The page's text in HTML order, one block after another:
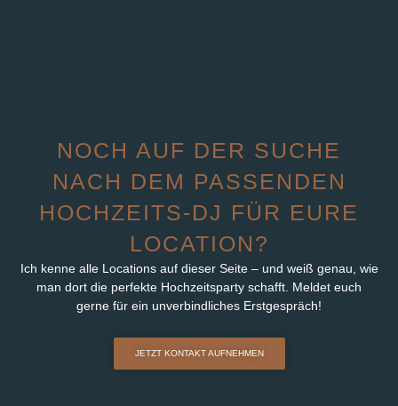
NOCH AUF DER SUCHE
NACH DEM PASSENDEN
HOCHZEITS-DJ FÜR EURE
LOCATION?
Ich kenne alle Locations auf dieser Seite – und weiß genau, wie
man dort die perfekte Hochzeitsparty schafft. Meldet euch
gerne für ein unverbindliches Erstgespräch!
JETZT KONTAKT AUFNEHMEN